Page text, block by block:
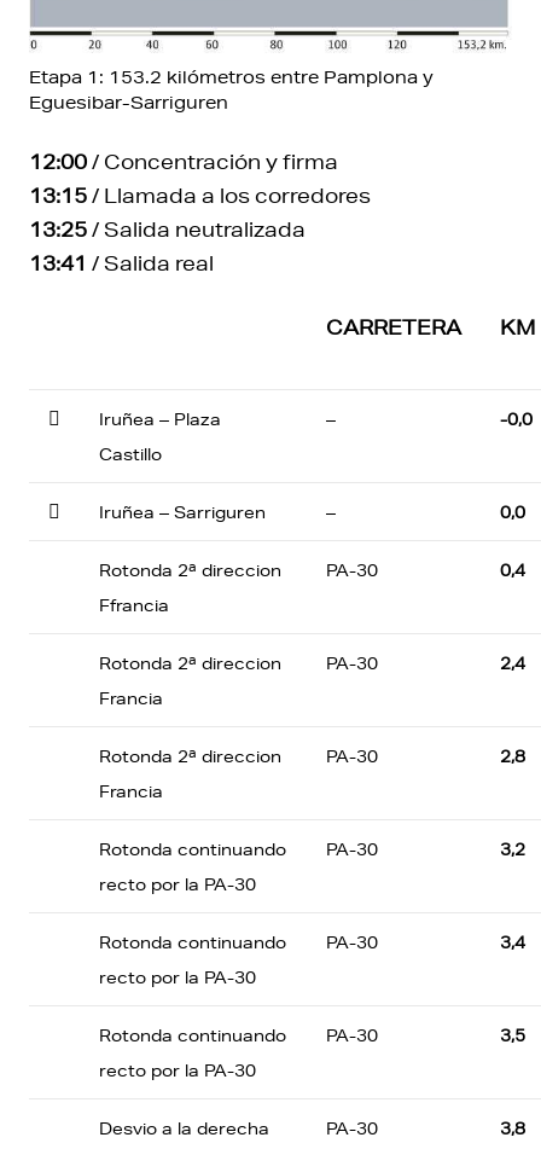
Etapa 1: 153.2 kilómetros entre Pamplona y
Eguesibar-Sarriguren
12:00/ Concentración y firma
13:15/ Llamada a los corredores
13:25/ Salida neutralizada
13:41 / Salida real
CARRETERA KM

Iruñea – Plaza
Castillo
– -0,0
 Iruñea – Sarriguren – 0,0
Rotonda 2ª direccion
Ffrancia
PA-30 0,4
Rotonda 2ª direccion
Francia
PA-30 2,4
Rotonda 2ª direccion
Francia
PA-30 2,8
Rotonda continuando
recto por la PA-30
PA-30 3,2
Rotonda continuando
recto por la PA-30
PA-30 3,4
Rotonda continuando
recto por la PA-30
PA-30 3,5
Desvio a la derecha PA-30 3,8